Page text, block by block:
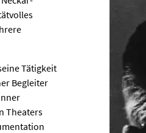
Tätigkeit
Begleiter
Theaters